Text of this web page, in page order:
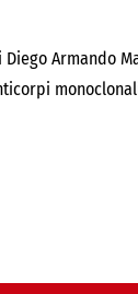
Armando